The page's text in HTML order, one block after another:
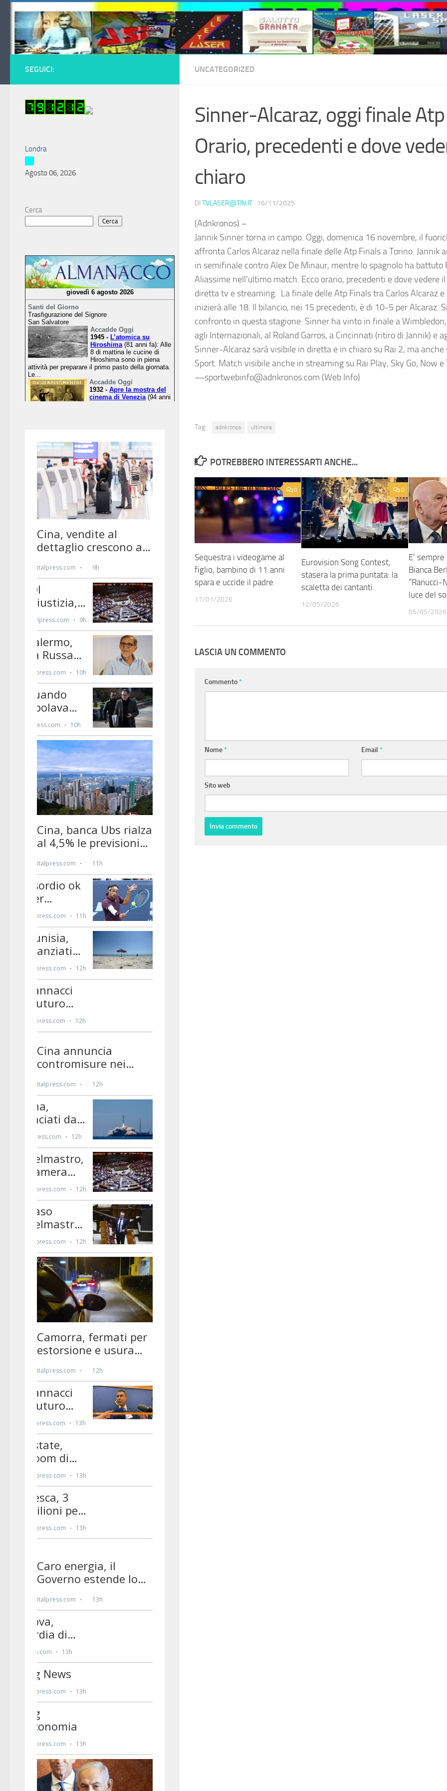
Salta al contenuto
UNCATEGORIZED
Sinner-Alcaraz, oggi finale
Orario, precedenti e dove
chiaro
DI TVLASER@TIN.IT · 16/11/2025
(Adnkronos) –
Jannik Sinner torna in campo. Oggi, domenica 16 novembre, il
affronta Carlos Alcaraz nella finale delle Atp Finals a Torino. Jannik
in semifinale contro Alex De Minaur, mentre lo spagnolo ha battuto
Aliassime nell'ultimo match. Ecco orario, precedenti e dove vedere
diretta tv e streaming. La finale delle Atp Finals tra Carlos Alcaraz e
inizierà alle 18. Il bilancio, nei 15 precedenti, è di 10-5 per Alcaraz.
confronto in questa stagione: Sinner ha vinto in finale a
agli Internazionali, al Roland Garros, a Cincinnati (ritiro di Jannik) e
Sinner-Alcaraz sarà visibile in diretta e in chiaro su Rai 2, ma anche
Sport. Match visibile anche in streaming su Rai Play, Sky Go, Now e
—sportwebinfo@adnkronos.com (Web Info)
Tag: adnkronos ultimora
POTREBBERO INTERESSARTI ANCHE...
0
Sequestra i videogame al
figlio, bambino di 11 anni
spara e uccide il padre
17/01/2026
0
Eurovision Song Contest,
stasera la prima puntata: la
scaletta dei cantanti
12/05/2026
E’
Bianca
luce del
05/05/2026
LASCIA UN COMMENTO
Commento*
Nome* Email*
Sito web
SEGUICI:
Londra
Agosto 06, 2026
Cerca
Cerca